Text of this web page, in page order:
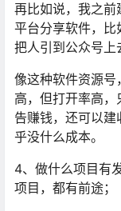
再比如说，我之前
平台分享软件，比
把人引到公众号上
像这种软件资源
高，但打开率高
告赚钱，还可以
乎没什么成本。
4、做什么项目有
项目，都有前途；